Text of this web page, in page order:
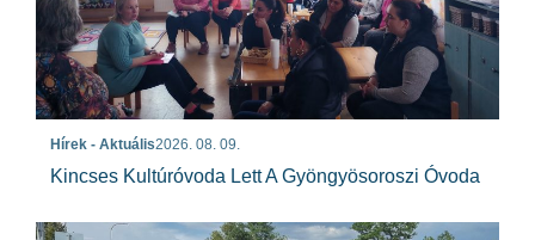
Hírek - Aktuális2026. 08. 09.
Kincses Kultúróvoda Lett A Gyöngyösoroszi Óvoda